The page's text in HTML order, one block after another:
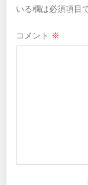
いる欄は必須項目
コメント ※